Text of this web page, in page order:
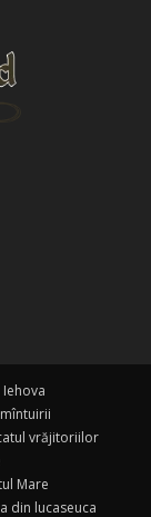
vrăjitoriilor
Mare
din lucaseuca